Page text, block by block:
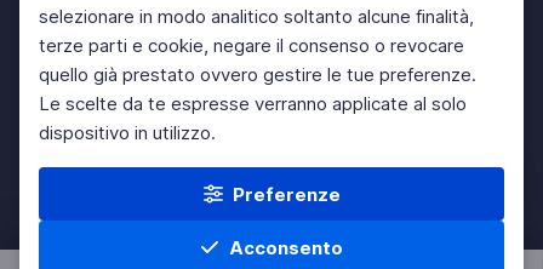
selezionare in modo analitico soltanto alcune finalità,
terze parti e cookie, negare il consenso o revocare
quello già prestato ovvero gestire le tue preferenze.
Le scelte da te espresse verranno applicate al solo
dispositivo in utilizzo.
Preferenze
Acconsento